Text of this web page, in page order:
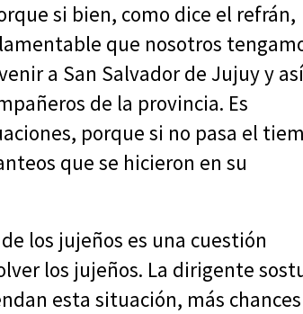
si bien, como dice el refrán,
que nosotros
a San Salvador de Jujuy y así
de la provincia. Es
porque si no pasa el
que se hicieron en su
los jujeños es una cuestión
los jujeños. La dirigente
esta situación, más chances